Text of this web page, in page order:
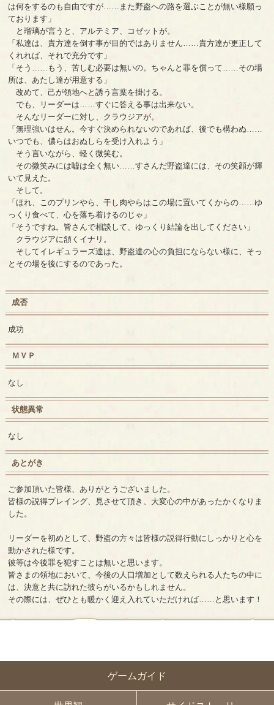
ゲームガイド
は何をするのも自由ですが……また野盗への路を選ぶことが無い様願っ
ております」
と瑠璃が言うと、アルテミア、コゼットが。
「私達は、貴方達を倒す事が目的ではありません……貴方達が更正して
くれれば、それで充分です」
「そう……もう、苦しむ必要は無いの。ちゃんと罪を償って……その場
所は、あたし達が用意する」
改めて、己が領地へと誘う言葉を掛ける。
でも、リーダーは……すぐに答える事は出来ない。
そんなリーダーに対し、クラウジアが。
「無理強いはせん。今すぐ決められないのであれば、後でも構わぬ……
いつでも、儂らはおぬしらを受け入れよう」
そう言いながら、軽く微笑む。
その微笑みには嘘は全く無い……すさんだ野盗達には、その笑顔が輝
いて見えた。
そして。
「ほれ、このプリンやら、干し肉やらはこの場に置いてくからの……ゆ
っくり食べて、心を落ち着けるのじゃ」
「そうですね。皆さんで相談して、ゆっくり結論を出してください」
クラウジアに頷くイナリ。
そしてイレギュラーズ達は、野盗達の心の負担にならない様に、そっ
とその場を後にするのであった。
成否
成功
ＭＶＰ
なし
状態異常
なし
あとがき
ご参加頂いた皆様、ありがとうございました。
皆様の説得プレイング、見させて頂き、大変心の中があったかくなりま
した。
リーダーを初めとして、野盗の方々は皆様の説得行動にしっかりと心を
動かされた様です。
彼等は今後罪を犯すことは無いと思います。
皆さまの領地において、今後の人口増加として数えられる人たちの中に
は、決意と共に訪れた彼らがいるかもしれません。
その際には、ぜひとも暖かく迎え入れていただければ……と思います！